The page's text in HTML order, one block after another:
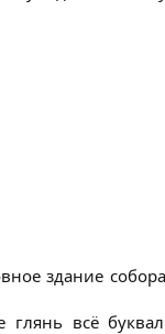
здание
всё